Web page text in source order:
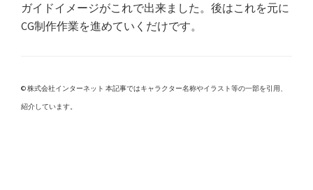
ガイドイメージがこれで出来ました。後はこれを元に
CG制作作業を進めていくだけです。
© 株式会社インターネット 本記事ではキャラクター名称やイラスト等の一部を引用、
紹介しています。